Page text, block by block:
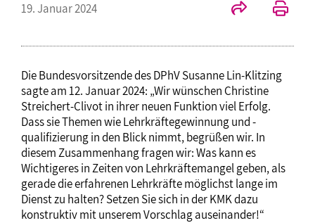
19. Januar 2024
Die Bundesvorsitzende des DPhV Susanne Lin-Klitzing
sagte am 12. Januar 2024: „Wir wünschen Christine
Streichert-Clivot in ihrer neuen Funktion viel Erfolg.
Dass sie Themen wie Lehrkräftegewinnung und -
qualifizierung in den Blick nimmt, begrüßen wir. In
diesem Zusammenhang fragen wir: Was kann es
Wichtigeres in Zeiten von Lehrkräftemangel geben, als
gerade die erfahrenen Lehrkräfte möglichst lange im
Dienst zu halten? Setzen Sie sich in der KMK dazu
konstruktiv mit unserem Vorschlag auseinander!“